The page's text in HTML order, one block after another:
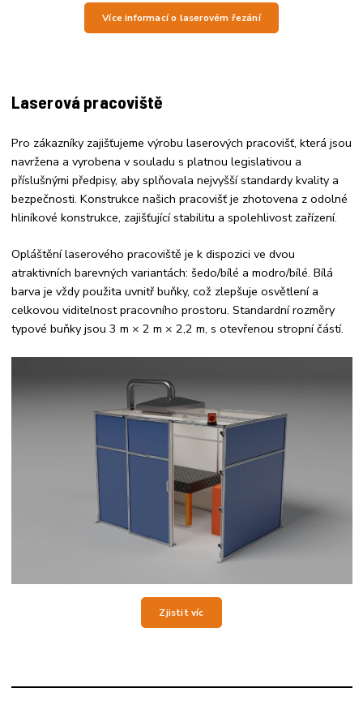
Více informací o laserovém řezání
Laserová pracoviště
Pro zákazníky zajišťujeme výrobu laserových pracovišť, která jsou
navržena a vyrobena v souladu s platnou legislativou a
příslušnými předpisy, aby splňovala nejvyšší standardy kvality a
bezpečnosti. Konstrukce našich pracovišť je zhotovena z odolné
hliníkové konstrukce, zajišťující stabilitu a spolehlivost zařízení.
Opláštění laserového pracoviště je k dispozici ve dvou
atraktivních barevných variantách: šedo/bílé a modro/bílé. Bílá
barva je vždy použita uvnitř buňky, což zlepšuje osvětlení a
celkovou viditelnost pracovního prostoru. Standardní rozměry
typové buňky jsou 3 m × 2 m × 2,2 m, s otevřenou stropní částí.
Zjistit víc